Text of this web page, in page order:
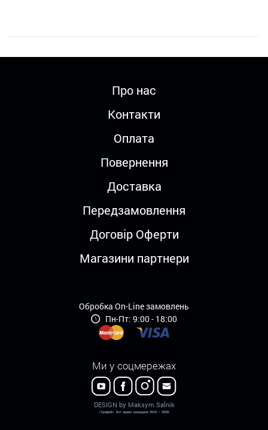
Про нас
Контакти
Оплата
Повернення
Доставка
Передзамовлення
Договір Оферти
Магазини партнери
Обробка On-Line замовлень
Пн-Пт: 9:00 - 18:00
Ми у соцмережах
DESIGN by Maksym Salnik
«Трофей». Всі права захищено 2016 – 2026.